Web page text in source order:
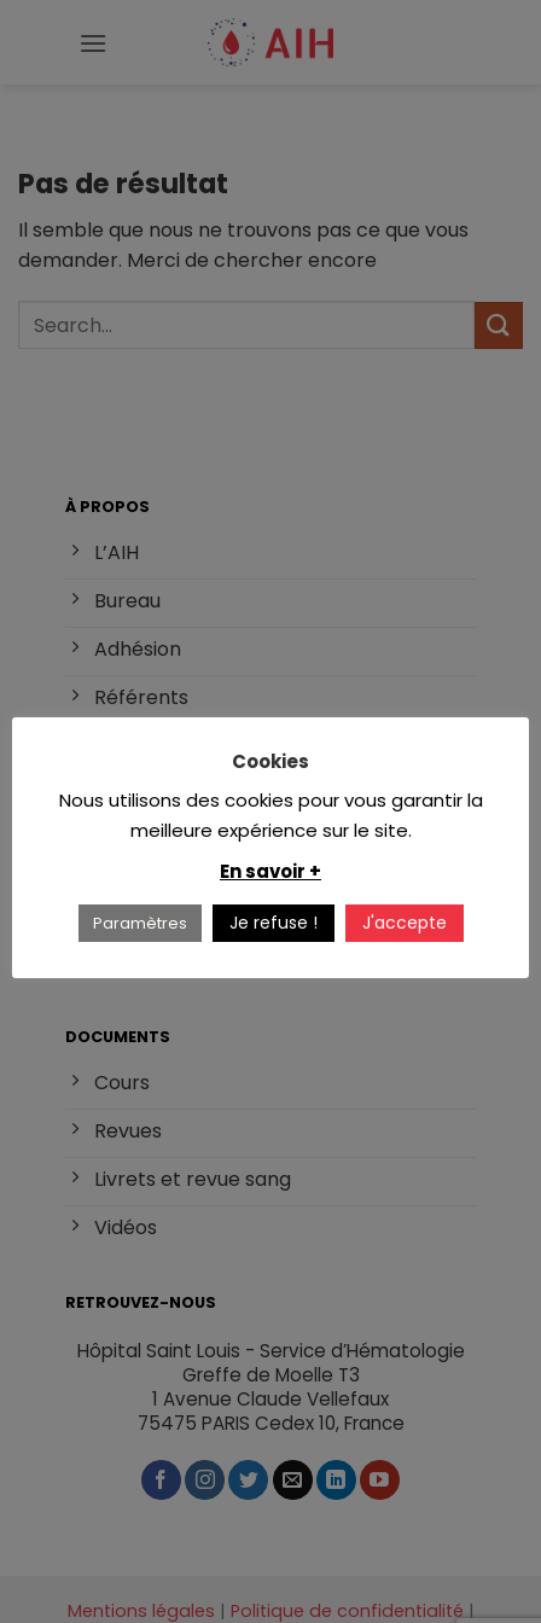
Pas de résultat
Il semble que nous ne trouvons pas ce que vous
demander. Merci de chercher encore
À PROPOS
L’AIH
Bureau
Adhésion
Référents
DES d’hématologie
Réforme du DES
Liste des DU/DIU
DOCUMENTS
Cours
Revues
Livrets et revue sang
Vidéos
RETROUVEZ-NOUS
Hôpital Saint Louis - Service d’Hématologie
Greffe de Moelle T3
1 Avenue Claude Vellefaux
75475 PARIS Cedex 10, France
Mentions légales | Politique de confidentialité |
Cookies
Nous utilisons des cookies pour vous garantir la
meilleure expérience sur le site.
En savoir +
Paramètres Je refuse ! J'accepte